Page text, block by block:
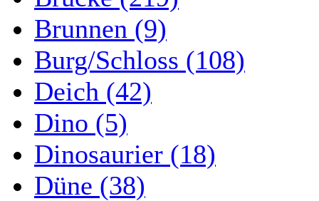
Brunnen (9)
Burg/Schloss (108)
Deich (42)
Dino (5)
Dinosaurier (18)
Düne (38)